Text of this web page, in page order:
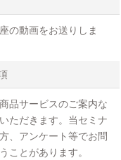
の動画をお送りしま
品サービスのご案内な
ただきます。当セミナ
、アンケート等でお問
ことがあります。